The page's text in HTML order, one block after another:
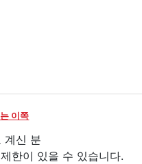
이쪽
계신 분
한이 있을 수 있습니다.